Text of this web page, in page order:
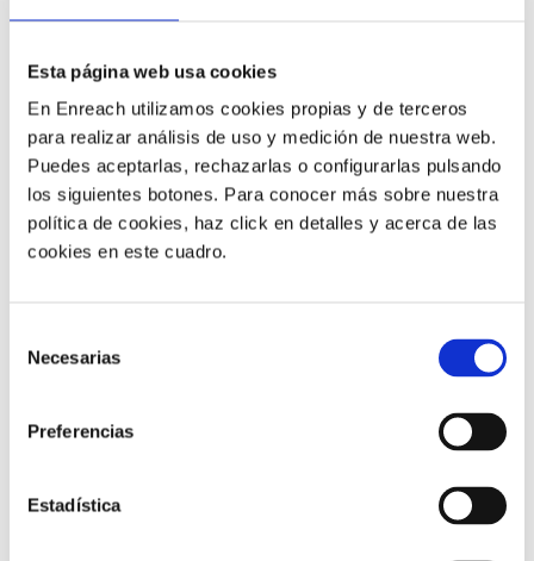
Esta página web usa cookies
En Enreach utilizamos cookies propias y de terceros
para realizar análisis de uso y medición de nuestra web.
Puedes aceptarlas, rechazarlas o configurarlas pulsando
los siguientes botones. Para conocer más sobre nuestra
política de cookies, haz click en detalles y acerca de las
cookies en este cuadro.
Necesarias
Preferencias
Estadística
Telephony for teleworking
and multi-device
Work in the office, work from home, on the move.
Everything is possible. Choose the equipment you
want to use: IP phones, computer with softphone or
WebRTC, mobile phones.